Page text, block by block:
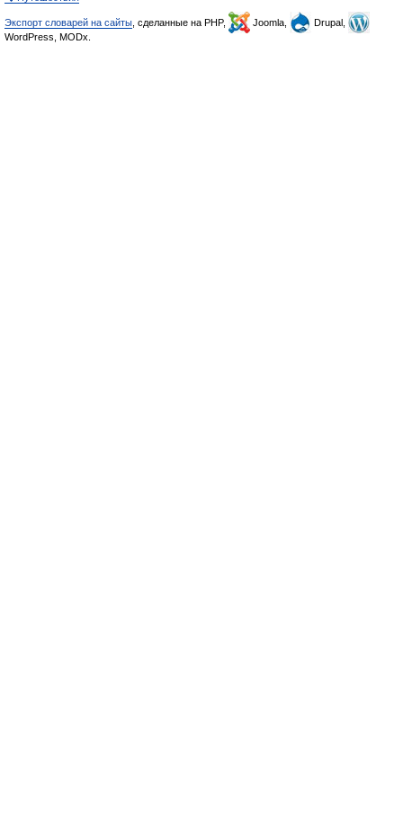
Экспорт словарей на сайты , сделанные на PHP, Joomla,
Drupal,
WordPress, MODx.